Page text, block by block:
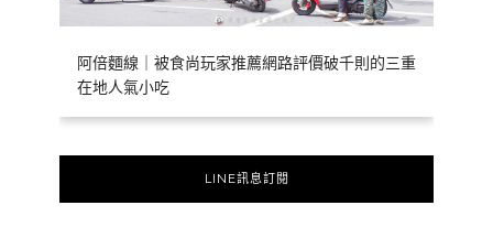
阿倍麵線｜被食尚玩家推薦網路評價破千則的三重
在地人氣小吃
LINE訊息訂閱